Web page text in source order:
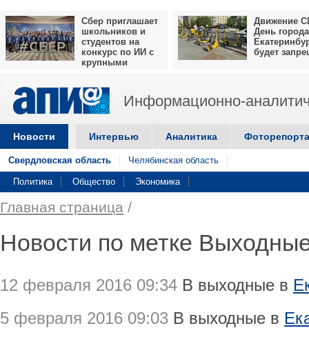
Сбер приглашает
школьников и
студентов на
конкурс по ИИ с
крупными
Движение
День города
будет
Информационно-
Новости Интервью Аналитика
Свердловская область Челябинская область
Политика Общество Экономика
Главная страница /
Новости по метке
12 февраля 2016 09:34 В выходные в
5 февраля 2016 09:03 В выходные в